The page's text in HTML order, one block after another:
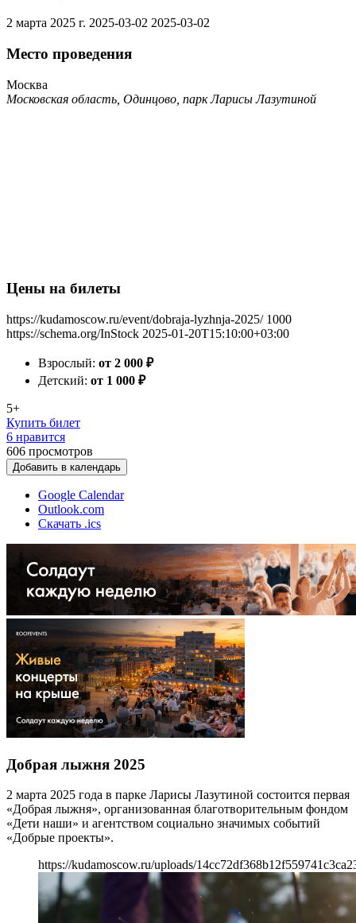
2 марта 2025 г. 2025-03-02 2025-03-02
Место проведения
Москва
Московская область, Одинцово, парк Ларисы Лазутиной
Цены на билеты
https://kudamoscow.ru/event/dobraja-lyzhnja-2025/ 1000
https://schema.org/InStock 2025-01-20T15:10:00+03:00
Взрослый: от 2 000 ₽
Детский: от 1 000 ₽
5+
Купить билет
6 нравится
606 просмотров
Добавить в календарь
Google Calendar
Outlook.com
Скачать .ics
Добрая лыжня 2025
2 марта 2025 года в парке Ларисы Лазутиной состоится первая
«Добрая лыжня», организованная благотворительным фондом
«Дети наши» и агентством социально значимых событий
«Добрые проекты».
https://kudamoscow.ru/uploads/